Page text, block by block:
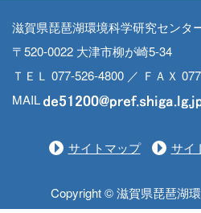
滋賀県琵琶湖環境科学研究センタ
〒520-0022 大津市柳が崎5-34
ＴＥＬ 077-526-4800 ／ ＦＡＸ
MAIL
サイトマップ サイ
Copyright © 滋賀県琵琶湖